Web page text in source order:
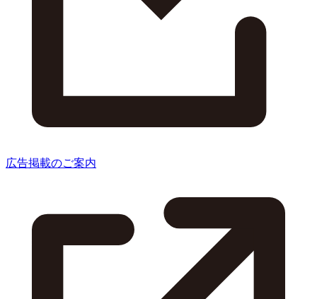
広告掲載のご案内